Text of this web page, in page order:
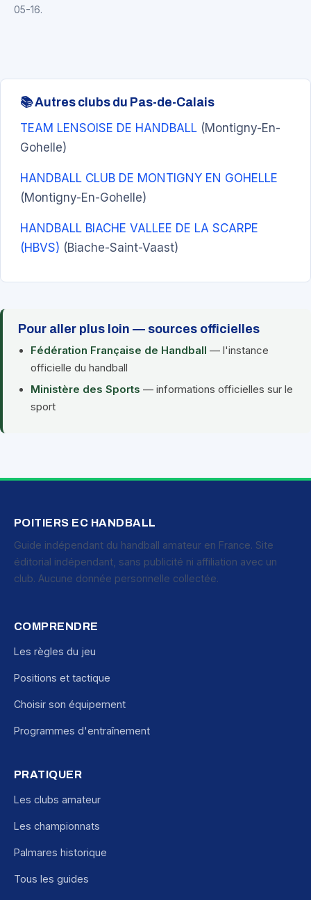
05-16.
📚 Autres clubs du Pas-de-Calais
TEAM LENSOISE DE HANDBALL (Montigny-En-
Gohelle)
HANDBALL CLUB DE MONTIGNY EN GOHELLE
(Montigny-En-Gohelle)
HANDBALL BIACHE VALLEE DE LA SCARPE
(HBVS) (Biache-Saint-Vaast)
Pour aller plus loin — sources officielles
Fédération Française de Handball — l'instance
officielle du handball
Ministère des Sports — informations officielles sur le
sport
POITIERS EC HANDBALL
Guide indépendant du handball amateur en France. Site
éditorial indépendant, sans publicité ni affiliation avec un
club. Aucune donnée personnelle collectée.
COMPRENDRE
Les règles du jeu
Positions et tactique
Choisir son équipement
Programmes d'entraînement
PRATIQUER
Les clubs amateur
Les championnats
Palmares historique
Tous les guides